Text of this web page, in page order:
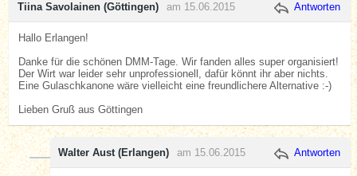
Tiina Savolainen (Göttingen) am 15.06.2015 Antworten
Hallo Erlangen!
Danke für die schönen DMM-Tage. Wir fanden alles super organisiert!
Der Wirt war leider sehr unprofessionell, dafür könnt ihr aber nichts.
Eine Gulaschkanone wäre vielleicht eine freundlichere Alternative :-)
Lieben Gruß aus Göttingen
Walter Aust (Erlangen) am 15.06.2015 Antworten